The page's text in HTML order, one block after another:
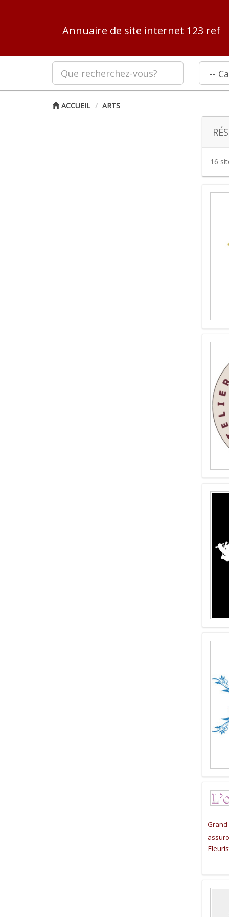
Annuaire de site internet 123 ref
ACCUEIL ARTS
16
Grand